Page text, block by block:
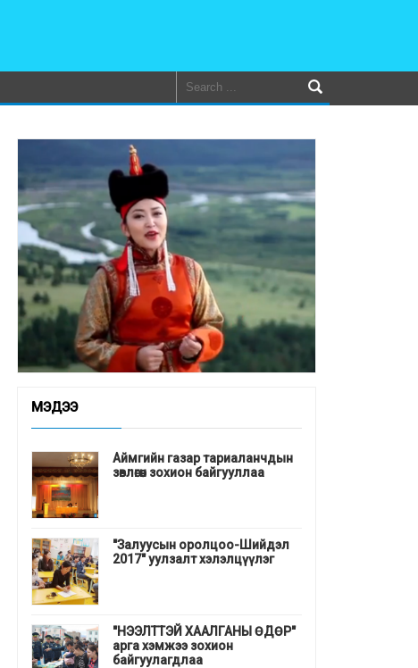
МЭДЭЭ
Аймгийн газар тариаланчдын
зөвлөгөөн зохион байгууллаа
"Залуусын оролцоо-Шийдэл
2017" уулзалт хэлэлцүүлэг
"НЭЭЛТТЭЙ ХААЛГАНЫ ӨДӨР"
арга хэмжээ зохион
байгуулагдлаа